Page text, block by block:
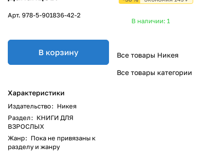
Арт. 978-5-901836-42-2
В корзину
Характеристики
Издательство: Никея
Раздел: КНИГИ ДЛЯ
ВЗРОСЛЫХ
Жанр: Пока не привязаны к
разделу и жанру
В наличии: 1
Все товары Никея
Все товары категории